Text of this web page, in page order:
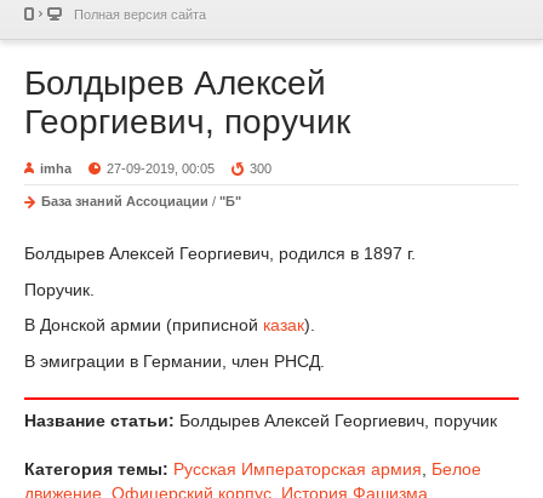
Полная версия сайта
Болдырев Алексей
Георгиевич, поручик
imha 27-09-2019, 00:05 300
База знаний Ассоциации / "Б"
Болдырев Алексей Георгиевич, родился в 1897 г.
Поручик.
В Донской армии (приписной казак).
В эмиграции в Германии, член РНСД.
Название статьи: Болдырев Алексей Георгиевич, поручик
Категория темы: Русская Императорская армия
Белое
движение Офицерский корпус История Фашизма